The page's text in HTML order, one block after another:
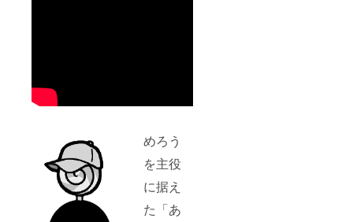
めろう
を主役
に据え
た「あ